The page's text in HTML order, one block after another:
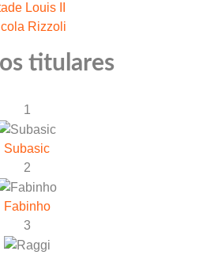
Louis II
Rizzoli
titulares
1
Subasic
2
Fabinho
3